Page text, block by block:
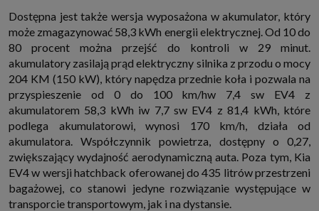
2. Masz również prawo żądania dostępu do Twoich danych osobowych, ich
sprostowania, usunięcia lub ograniczenia przetwarzania, prawo do
przeniesienia danych, wyrażenia sprzeciwu wobec przetwarzania danych
oraz prawo do wniesienia skargi do organu nadzorczego, którym w Polsce
jest Prezes Urzędu Ochrony Danych Osobowych.Pod tym adresem
znajdziesz dodatkowe informacje dotyczące przetwarzania danych i
Twoich uprawnień.
Dostępna jest także wersja wyposażona w akumulator, który
może zmagazynować 58,3 kWh energii elektrycznej. Od 10 do
80 procent można przejść do kontroli w 29 minut.
akumulatory zasilają prąd elektryczny silnika z przodu o mocy
204 KM (150 kW), który napędza przednie koła i pozwala na
przyspieszenie od 0 do 100 km/hw 7,4 sw EV4 z
akumulatorem 58,3 kWh iw 7,7 sw EV4 z 81,4 kWh, które
podlega akumulatorowi, wynosi 170 km/h, działa od
akumulatora. Współczynnik powietrza, dostępny o 0,27,
zwiększający wydajność aerodynamiczną auta. Poza tym, Kia
EV4 w wersji hatchback oferowanej do 435 litrów przestrzeni
bagażowej, co stanowi jedyne rozwiązanie występujące w
transporcie transportowym, jak i na dystansie.